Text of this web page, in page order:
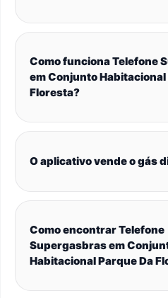
Como funciona Telefone
em Conjunto Habitacional
Floresta?
O aplicativo vende o gás
Como encontrar Telefone
Supergasbras em
Habitacional Parque Da